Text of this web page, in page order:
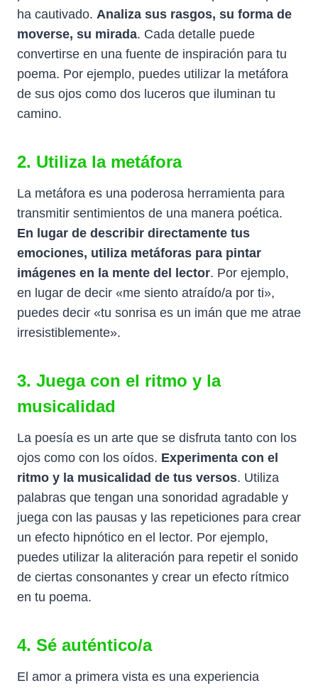
ha cautivado. Analiza sus rasgos, su forma de
moverse, su mirada. Cada detalle puede
convertirse en una fuente de inspiración para tu
poema. Por ejemplo, puedes utilizar la metáfora
de sus ojos como dos luceros que iluminan tu
camino.
2. Utiliza la metáfora
La metáfora es una poderosa herramienta para
transmitir sentimientos de una manera poética.
En lugar de describir directamente tus
emociones, utiliza metáforas para pintar
imágenes en la mente del lector. Por ejemplo,
en lugar de decir «me siento atraído/a por ti»,
puedes decir «tu sonrisa es un imán que me atrae
irresistiblemente».
3. Juega con el ritmo y la
musicalidad
La poesía es un arte que se disfruta tanto con los
ojos como con los oídos. Experimenta con el
ritmo y la musicalidad de tus versos. Utiliza
palabras que tengan una sonoridad agradable y
juega con las pausas y las repeticiones para crear
un efecto hipnótico en el lector. Por ejemplo,
puedes utilizar la aliteración para repetir el sonido
de ciertas consonantes y crear un efecto rítmico
en tu poema.
4. Sé auténtico/a
El amor a primera vista es una experiencia